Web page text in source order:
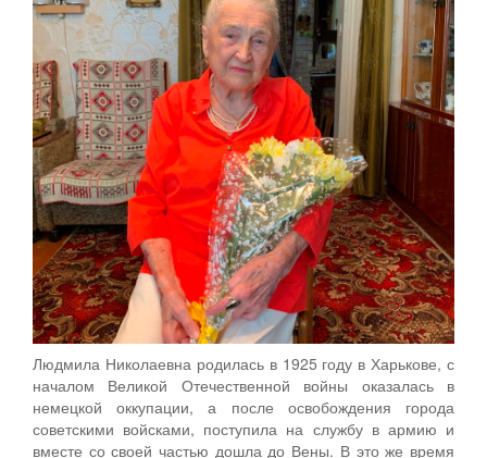
Людмила Николаевна родилась в 1925 году в Харькове, с
началом Великой Отечественной войны оказалась в
немецкой оккупации, а после освобождения города
советскими войсками, поступила на службу в армию и
вместе со своей частью дошла до Вены. В это же время